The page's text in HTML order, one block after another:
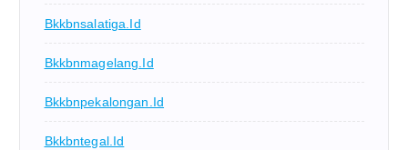
Bkkbnsalatiga.id
Bkkbnmagelang.id
Bkkbnpekalongan.id
Bkkbntegal.id